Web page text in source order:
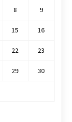
8 9
15 16
22 23
29 30